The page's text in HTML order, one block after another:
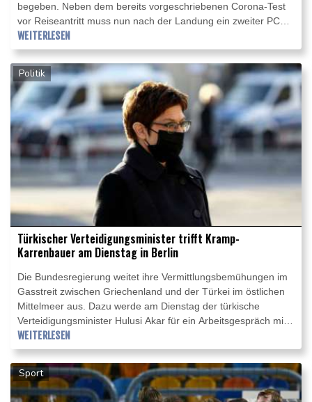
begeben. Neben dem bereits vorgeschriebenen Corona-Test
vor Reiseantritt muss nun nach der Landung ein zweiter PCR-
Test am Flughafen gemacht werden, kündigte Premierminister
Justin Trudeau am Freitag in Ottawa an. Die Getesteten
müssten bis zu drei Tage in ausgewiesenen Hotels auf das
Testergebnis warten.
WEITERLESEN
Politik
Türkischer Verteidigungsminister trifft Kramp-
Karrenbauer am Dienstag in Berlin
Die Bundesregierung weitet ihre Vermittlungsbemühungen im
Gasstreit zwischen Griechenland und der Türkei im östlichen
Mittelmeer aus. Dazu werde am Dienstag der türkische
Verteidigungsminister Hulusi Akar für ein Arbeitsgespräch mit
Bundesverteidigungsministerin Annegret Kramp-Karrenbauer
(CDU) nach Berlin kommen, sagte ein Sprecher des
Verteidigungsministeriums der Nachrichtenagentur AFP am
Freitag. Kramp-Karrenbauer hatte demnach bereits
vergangene Woche Gespräche mit ihren zyprischen und
WEITERLESEN
Sport